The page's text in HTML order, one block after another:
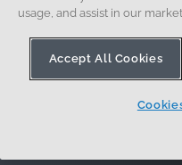
usage, and assist in our
Accept All Cookies